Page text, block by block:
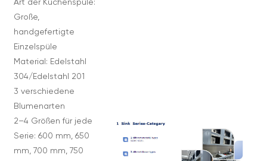
Art der Küchenspüle:
Große,
handgefertigte
Einzelspüle
Material: Edelstahl
304/Edelstahl 201
3 verschiedene
Blumenarten
2–4 Größen für jede
Serie: 600 mm, 650
mm, 700 mm, 750